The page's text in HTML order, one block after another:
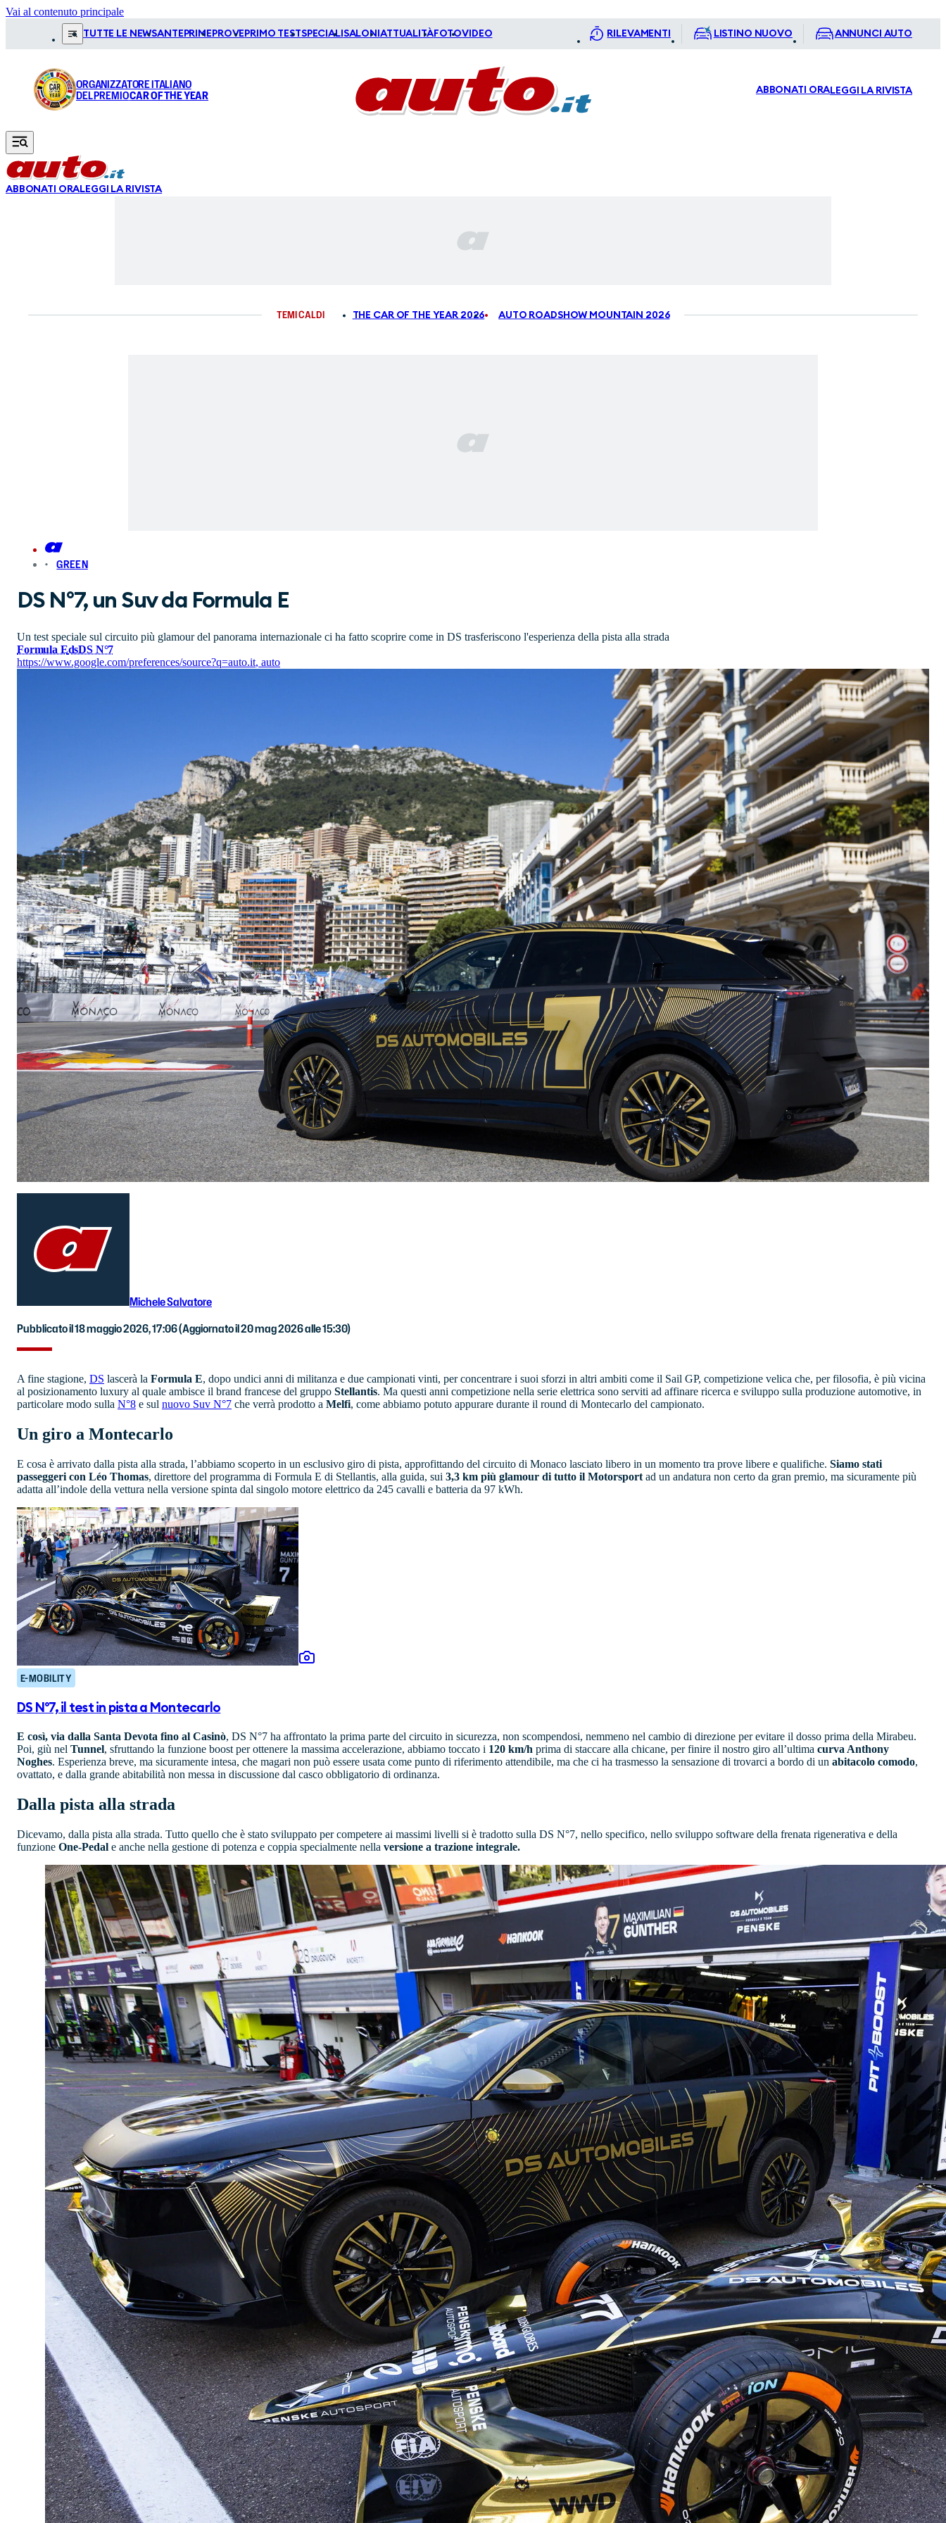
Vai al contenuto principale
TUTTE LE NEWSANTEPRIME PROVE PRIMO TESTSPECIALI SALONI ATTUALITÀFOTOVIDEO RILEVAMENTI LISTINO NUOVO ANNUNCI AUTO
ORGANIZZATORE ITALIANO
DEL PREMIOCAR OF THE YEAR ABBONATI ORALEGGI LA RIVISTA
ABBONATI ORALEGGI LA RIVISTA
TEMI CALDI THE CAR OF THE YEAR 2026 AUTO ROADSHOW MOUNTAIN 2026
GREEN
DS N°7, un Suv da Formula E
Un test speciale sul circuito più glamour del panorama internazionale ci ha fatto scoprire come in DS trasferiscono l'esperienza della pista alla strada
Formula EdsDS N°7
https://www.google.com/preferences/source?q=auto.it, auto
Michele Salvatore
Pubblicato il 18 maggio 2026, 17:06(Aggiornato il 20 mag 2026 alle 15:30)
A fine stagione, DS lascerà la Formula E, dopo undici anni di militanza e due campionati vinti, per concentrare i suoi sforzi in altri ambiti come il Sail GP, competizione velica che, per filosofia, è più vicina
al posizionamento luxury al quale ambisce il brand francese del gruppo Stellantis. Ma questi anni competizione nella serie elettrica sono serviti ad affinare ricerca e sviluppo sulla produzione automotive, in
particolare modo sulla N°8 e sul nuovo Suv N°7 che verrà prodotto a Melfi, come abbiamo potuto appurare durante il round di Montecarlo del campionato.
Un giro a Montecarlo
E cosa è arrivato dalla pista alla strada, l’abbiamo scoperto in un esclusivo giro di pista, approfittando del circuito di Monaco lasciato libero in un momento tra prove libere e qualifiche. Siamo stati
passeggeri con Léo Thomas, direttore del programma di Formula E di Stellantis, alla guida, sui 3,3 km più glamour di tutto il Motorsport ad un andatura non certo da gran premio, ma sicuramente più
adatta all’indole della vettura nella versione spinta dal singolo motore elettrico da 245 cavalli e batteria da 97 kWh.
E-MOBILITY
DS N°7, il test in pista a Montecarlo
E così, via dalla Santa Devota fino al Casinò, DS N°7 ha affrontato la prima parte del circuito in sicurezza, non scompendosi, nemmeno nel cambio di direzione per evitare il dosso prima della Mirabeu.
Poi, giù nel Tunnel, sfruttando la funzione boost per ottenere la massima accelerazione, abbiamo toccato i 120 km/h prima di staccare alla chicane, per finire il nostro giro all’ultima curva Anthony
Noghes. Esperienza breve, ma sicuramente intesa, che magari non può essere usata come punto di riferimento attendibile, ma che ci ha trasmesso la sensazione di trovarci a bordo di un abitacolo comodo,
ovattato, e dalla grande abitabilità non messa in discussione dal casco obbligatorio di ordinanza.
Dalla pista alla strada
Dicevamo, dalla pista alla strada. Tutto quello che è stato sviluppato per competere ai massimi livelli si è tradotto sulla DS N°7, nello specifico, nello sviluppo software della frenata rigenerativa e della
funzione One-Pedal e anche nella gestione di potenza e coppia specialmente nella versione a trazione integrale.